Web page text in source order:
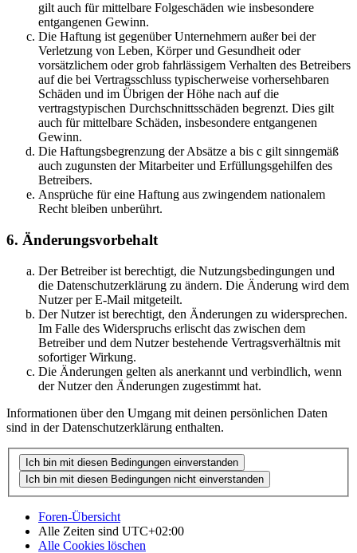
gilt auch für mittelbare Folgeschäden wie insbesondere
entgangenen Gewinn.
Die Haftung ist gegenüber Unternehmern außer bei der
Verletzung von Leben, Körper und Gesundheit oder
vorsätzlichem oder grob fahrlässigem Verhalten des Betreibers
auf die bei Vertragsschluss typischerweise vorhersehbaren
Schäden und im Übrigen der Höhe nach auf die
vertragstypischen Durchschnittsschäden begrenzt. Dies gilt
auch für mittelbare Schäden, insbesondere entgangenen
Gewinn.
Die Haftungsbegrenzung der Absätze a bis c gilt sinngemäß
auch zugunsten der Mitarbeiter und Erfüllungsgehilfen des
Betreibers.
Ansprüche für eine Haftung aus zwingendem nationalem
Recht bleiben unberührt.
6. Änderungsvorbehalt
Der Betreiber ist berechtigt, die Nutzungsbedingungen und
die Datenschutzerklärung zu ändern. Die Änderung wird dem
Nutzer per E-Mail mitgeteilt.
Der Nutzer ist berechtigt, den Änderungen zu widersprechen.
Im Falle des Widerspruchs erlischt das zwischen dem
Betreiber und dem Nutzer bestehende Vertragsverhältnis mit
sofortiger Wirkung.
Die Änderungen gelten als anerkannt und verbindlich, wenn
der Nutzer den Änderungen zugestimmt hat.
Informationen über den Umgang mit deinen persönlichen Daten
sind in der Datenschutzerklärung enthalten.
Foren-Übersicht
Alle Zeiten sind UTC+02:00
Alle Cookies löschen